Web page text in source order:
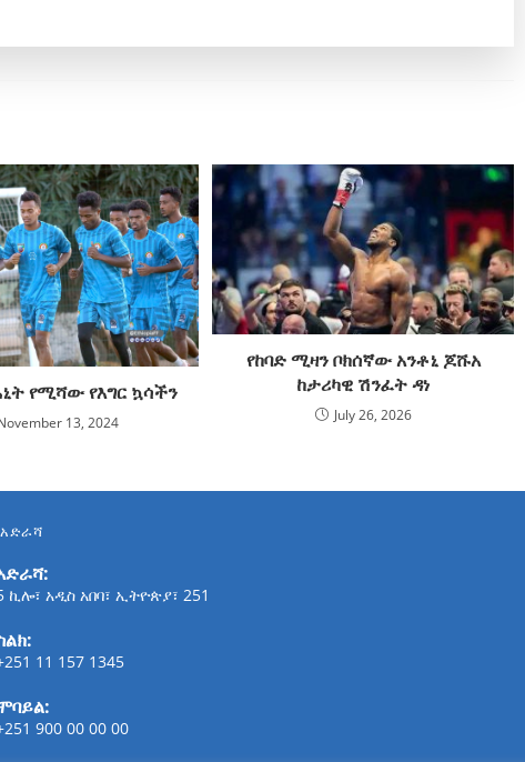
የሚሻው የእግር ኳሳችን
13, 2024
የከባድ ሚዛን ቦክሰኛው አንቶኒ ጆሹአ
ከታሪካዊ ሽንፈት ዳነ
July 26, 2026
ኪሎ፣ አዲስ አበባ፣ ኢትዮጵያ፣ 251
11 157 1345
900 00 00 00